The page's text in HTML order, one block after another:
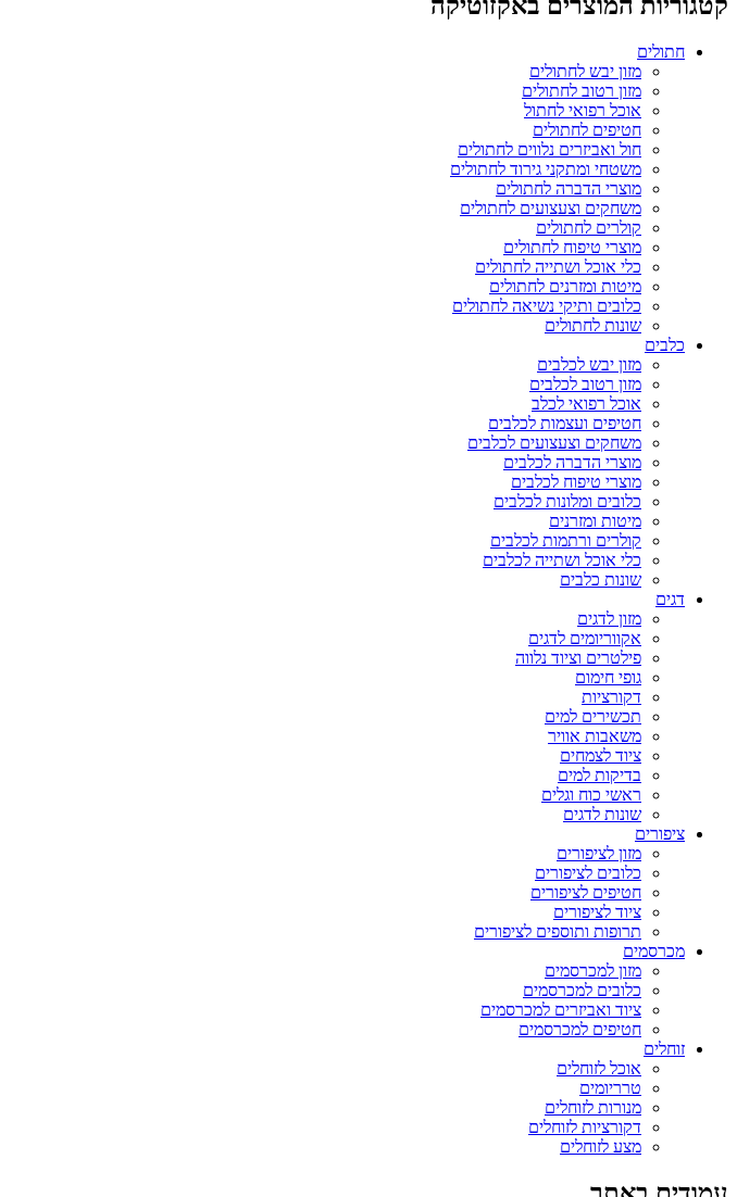
קטגוריות המוצרים באקזוטיקה
חתולים
מזון יבש לחתולים
מזון רטוב לחתולים
אוכל רפואי לחתול
חטיפים לחתולים
חול ואביזרים נלווים לחתולים
משטחי ומתקני גירוד לחתולים
מוצרי הדברה לחתולים
משחקים וצעצועים לחתולים
קולרים לחתולים
מוצרי טיפוח לחתולים
כלי אוכל ושתייה לחתולים
מיטות ומזרנים לחתולים
כלובים ותיקי נשיאה לחתולים
שונות לחתולים
כלבים
מזון יבש לכלבים
מזון רטוב לכלבים
אוכל רפואי לכלב
חטיפים ועצמות לכלבים
משחקים וצעצועים לכלבים
מוצרי הדברה לכלבים
מוצרי טיפוח לכלבים
כלובים ומלונות לכלבים
מיטות ומזרנים
קולרים ורתמות לכלבים
כלי אוכל ושתייה לכלבים
שונות כלבים
דגים
מזון לדגים
אקווריומים לדגים
פילטרים וציוד נלווה
גופי חימום
דקורציות
תכשירים למים
משאבות אוויר
ציוד לצמחים
בדיקות למים
ראשי כוח וגלים
שונות לדגים
ציפורים
מזון לציפורים
כלובים לציפורים
חטיפים לציפורים
ציוד לציפורים
תרופות ותוספים לציפורים
מכרסמים
מזון למכרסמים
כלובים למכרסמים
ציוד ואביזרים למכרסמים
חטיפים למכרסמים
זוחלים
אוכל לזוחלים
טרריומים
מנורות לזוחלים
דקורציות לזוחלים
מצע לזוחלים